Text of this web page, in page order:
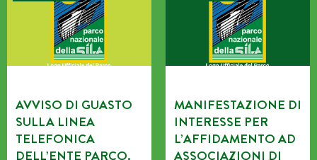
AVVISO DI GUASTO
SULLA LINEA
TELEFONICA
DELL’ENTE PARCO.
MANIFESTAZIONE DI
INTERESSE PER
L’AFFIDAMENTO AD
ASSOCIAZIONI DI